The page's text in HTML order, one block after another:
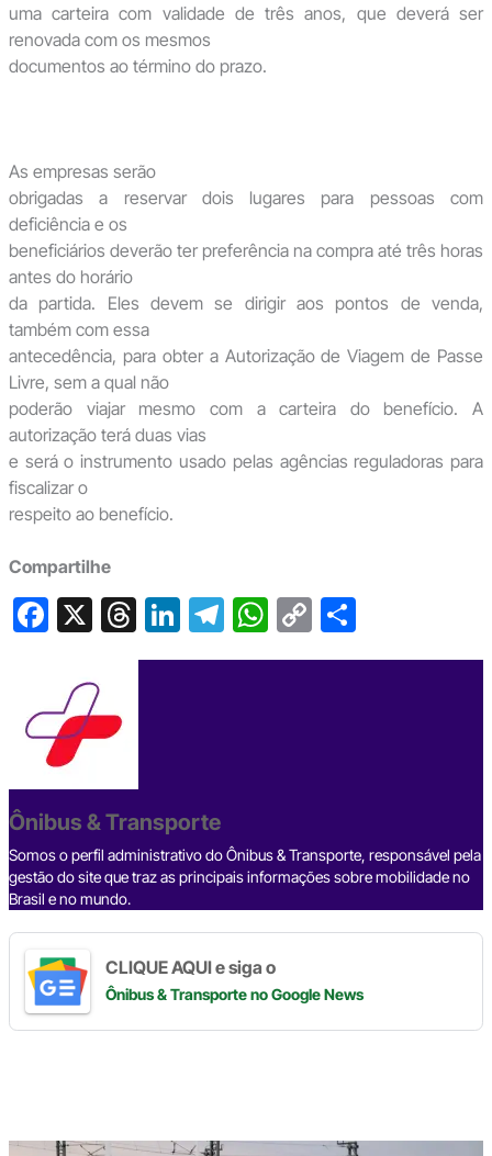
uma carteira com validade de três anos, que deverá ser
renovada com os mesmos
documentos ao término do prazo.
As empresas serão
obrigadas a reservar dois lugares para pessoas com
deficiência e os
beneficiários deverão ter preferência na compra até três horas
antes do horário
da partida. Eles devem se dirigir aos pontos de venda,
também com essa
antecedência, para obter a Autorização de Viagem de Passe
Livre, sem a qual não
poderão viajar mesmo com a carteira do benefício. A
autorização terá duas vias
e será o instrumento usado pelas agências reguladoras para
fiscalizar o
respeito ao benefício.
Compartilhe
F
e
b
o
o
k
X T
hr
s
Li
n
T
el
W
h
C
o
S
h
Ônibus & Transporte
Somos o perfil administrativo do Ônibus & Transporte, responsável pela
gestão do site que traz as principais informações sobre mobilidade no
Brasil e no mundo.
CLIQUE AQUI e siga o
Ônibus & Transporteno Google News
Digite